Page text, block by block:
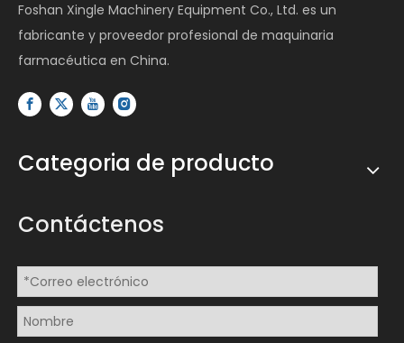
Foshan Xingle Machinery Equipment Co., Ltd. es un
fabricante y proveedor profesional de maquinaria
farmacéutica en China.
Categoria de producto
Contáctenos